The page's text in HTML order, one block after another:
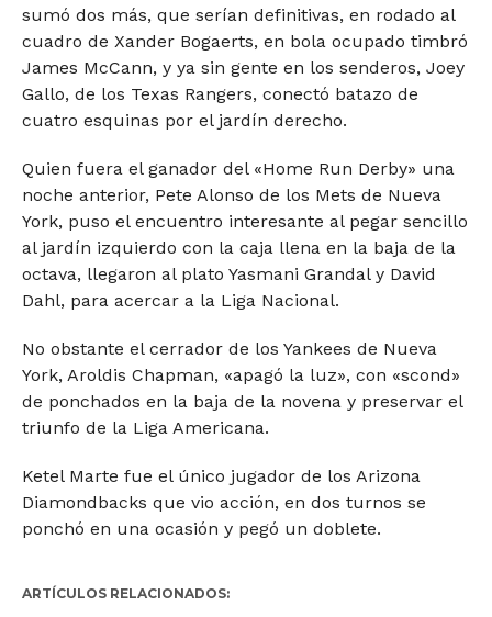
sumó dos más, que serían definitivas, en rodado al
cuadro de Xander Bogaerts, en bola ocupado timbró
James McCann, y ya sin gente en los senderos, Joey
Gallo, de los Texas Rangers, conectó batazo de
cuatro esquinas por el jardín derecho.
Quien fuera el ganador del «Home Run Derby» una
noche anterior, Pete Alonso de los Mets de Nueva
York, puso el encuentro interesante al pegar sencillo
al jardín izquierdo con la caja llena en la baja de la
octava, llegaron al plato Yasmani Grandal y David
Dahl, para acercar a la Liga Nacional.
No obstante el cerrador de los Yankees de Nueva
York, Aroldis Chapman, «apagó la luz», con «scond»
de ponchados en la baja de la novena y preservar el
triunfo de la Liga Americana.
Ketel Marte fue el único jugador de los Arizona
Diamondbacks que vio acción, en dos turnos se
ponchó en una ocasión y pegó un doblete.
ARTÍCULOS RELACIONADOS: